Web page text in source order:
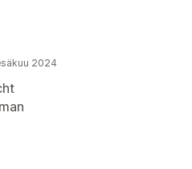
2024